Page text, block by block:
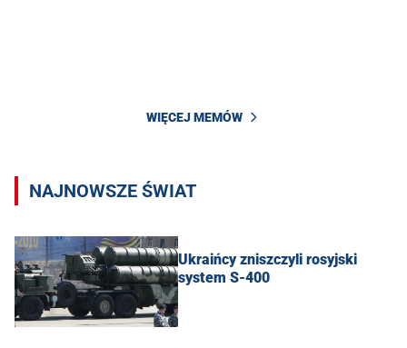
WIĘCEJ MEMÓW
NAJNOWSZE ŚWIAT
Ukraińcy zniszczyli rosyjski
system S-400